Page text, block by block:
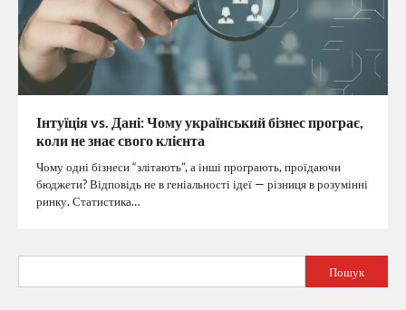
Інтуїція vs. Дані: Чому український бізнес програє,
коли не знає свого клієнта
Чому одні бізнеси “злітають”, а інші програють, проїдаючи
бюджети? Відповідь не в геніальності ідеї — різниця в розумінні
ринку. Статистика…
Пошук